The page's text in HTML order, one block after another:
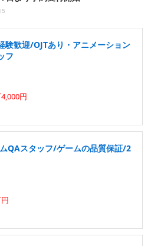
験歓迎/OJTあり・アニメーション
フ
円
QAスタッフ/ゲームの品質保証/2